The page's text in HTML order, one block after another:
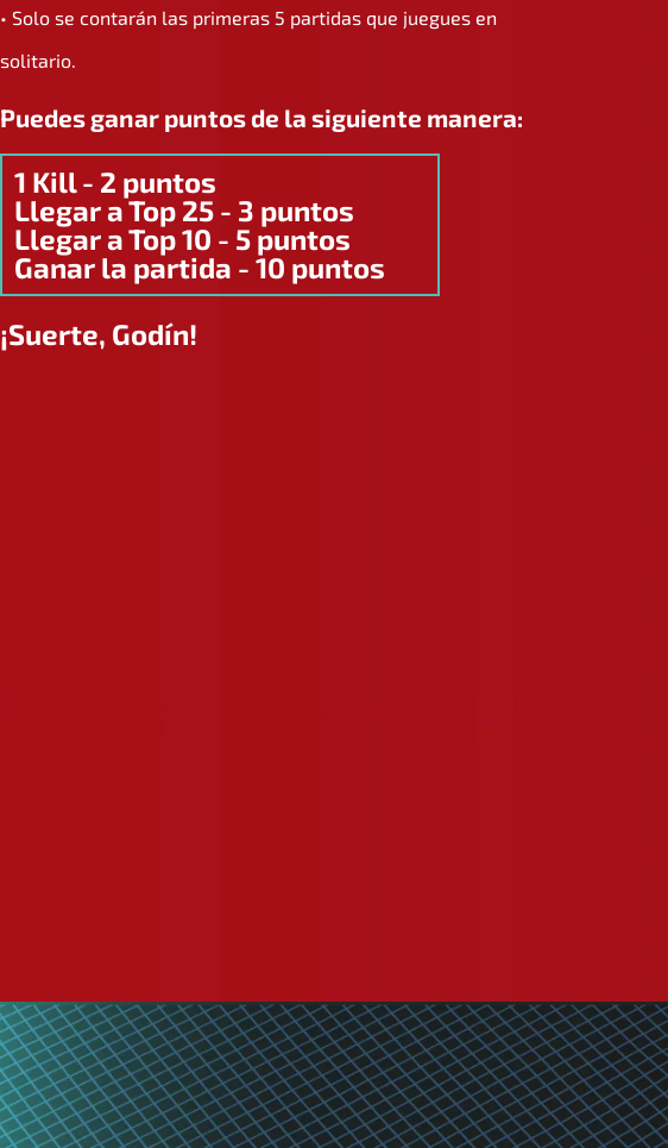
• Solo se contarán las primeras 5 partidas que juegues en
solitario.
Puedes ganar puntos de la siguiente manera:
1 Kill - 2 puntos
Llegar a Top 25 - 3 puntos
Llegar a Top 10 - 5 puntos
Ganar la partida - 10 puntos
¡Suerte, Godín!